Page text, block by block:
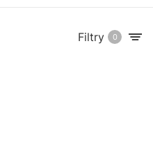
Filtry 0